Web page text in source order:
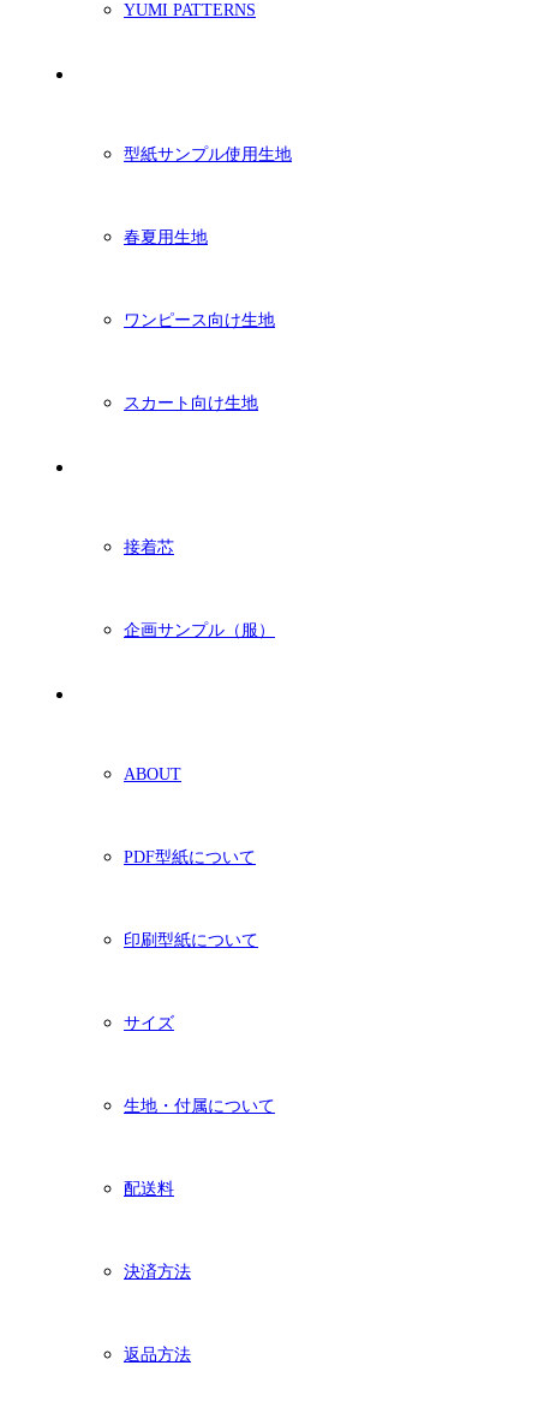
YUMI PATTERNS
型紙サンプル使用生地
春夏用生地
ワンピース向け生地
スカート向け生地
接着芯
企画サンプル（服）
ABOUT
PDF型紙について
印刷型紙について
サイズ
生地・付属について
配送料
決済方法
返品方法